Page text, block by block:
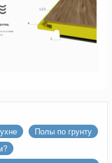
Полы по грунту